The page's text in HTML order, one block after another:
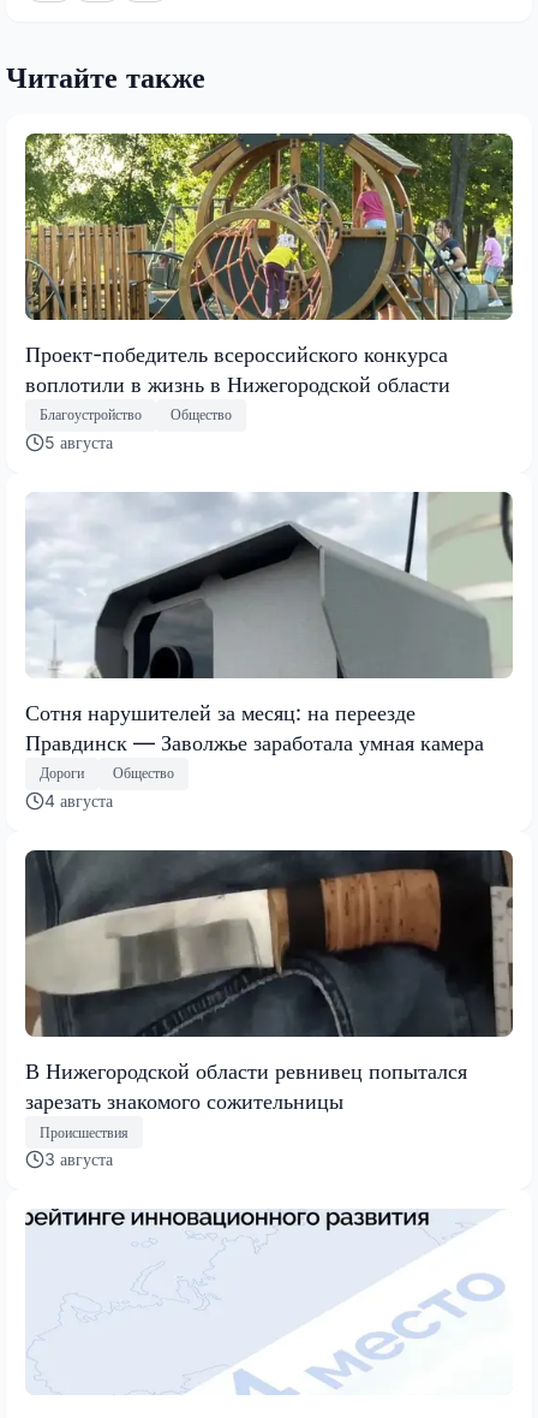
Читайте также
Проект-победитель всероссийского конкурса
воплотили в жизнь в Нижегородской области
Благоустройство Общество
5 августа
Сотня нарушителей за месяц: на переезде
Правдинск — Заволжье заработала умная камера
Дороги Общество
4 августа
В Нижегородской области ревнивец попытался
зарезать знакомого сожительницы
Происшествия
3 августа